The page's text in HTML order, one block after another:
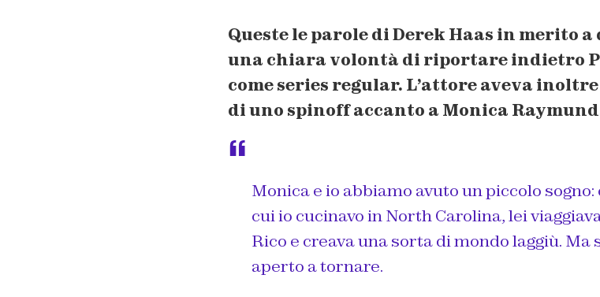
Queste le parole diDerek Haas in merito a
una chiara volontà di riportare indietro
come series regular. L’attore aveva
di uno spinoff accanto a Monica
Monica e io abbiamo avuto un piccolo
cui io cucinavo in North Carolina, lei
Rico e creava una sorta di mondo laggiù.
aperto a tornare.